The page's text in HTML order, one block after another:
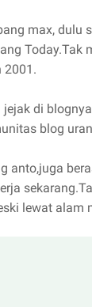
max, dulu
Today.Tak
2001.
di
blog
anto,juga
lewat alam